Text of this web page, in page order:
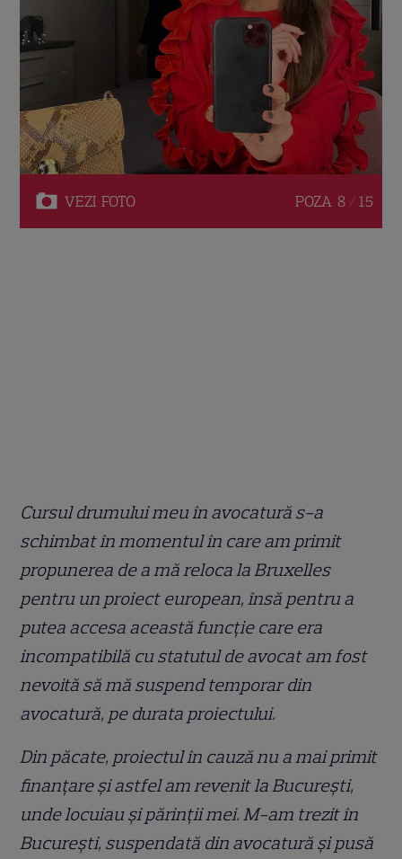
VEZI FOTO POZA 8 / 15
Cursul drumului meu în avocatură s-a
schimbat în momentul în care am primit
propunerea de a mă reloca la Bruxelles
pentru un proiect european, însă pentru a
putea accesa această funcție care era
incompatibilă cu statutul de avocat am fost
nevoită să mă suspend temporar din
avocatură, pe durata proiectului.
Din păcate, proiectul în cauză nu a mai primit
finanțare și astfel am revenit la București,
unde locuiau și părinții mei. M-am trezit în
București, suspendată din avocatură și pusă